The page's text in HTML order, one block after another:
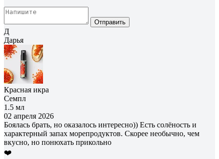
Отправить
Д
Дарья
Красная икра
Семпл
1.5 мл
02 апреля 2026
Боялась брать, но оказалось интересно)) Есть солёность и
характерный запах морепродуктов. Скорее необычно, чем
вкусно, но понюхать прикольно
❤️